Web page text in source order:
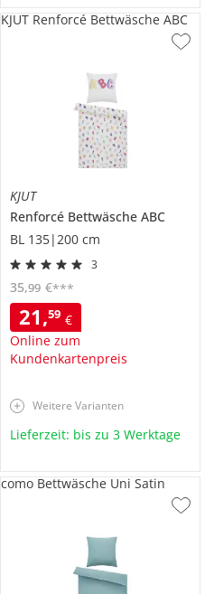
KJUT
Renforcé Bettwäsche ABC
BL 135|200 cm
3
21,59 €
Online zum
Kundenkartenpreis
35,99 €***
KJUT Renforcé Bettwäsche ABC
Weitere Varianten
Lieferzeit: bis zu 3 Werktage
como Bettwäsche Uni Satin